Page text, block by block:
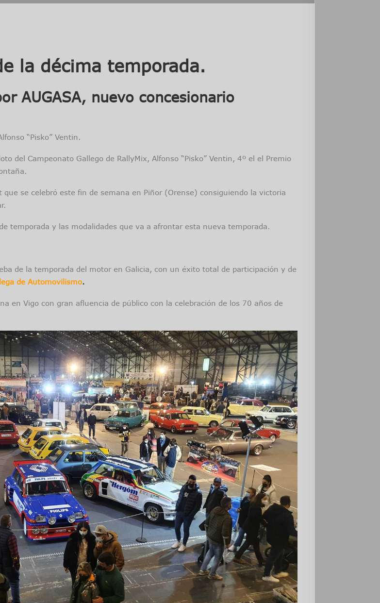
la décima temporada.
AUGASA, nuevo concesionario
“Pisko” Ventin.
del Campeonato Gallego de RallyMix, Alfonso “Pisko” Ventin, 4º el el Premio
se celebró este fin de semana en Piñor (Orense) consiguiendo la victoria
temporada y las modalidades que va a afrontar esta nueva temporada.
de la temporada del motor en Galicia, con un éxito total de participación y de
de Automovilismo.
en Vigo con gran afluencia de público con la celebración de los 70 años de